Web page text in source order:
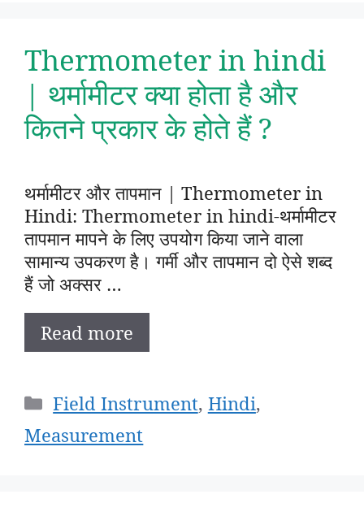
Thermometer in hindi
| थर्मामीटर क्या होता है और
कितने प्रकार के होते हैं ?
थर्मामीटर और तापमान | Thermometer in
Hindi: Thermometer in hindi-थर्मामीटर
तापमान मापने के लिए उपयोग किया जाने वाला
सामान्य उपकरण है। गर्मी और तापमान दो ऐसे शब्द
हैं जो अक्सर …
Read more
Categories
Field Instrument, Hindi,
Measurement